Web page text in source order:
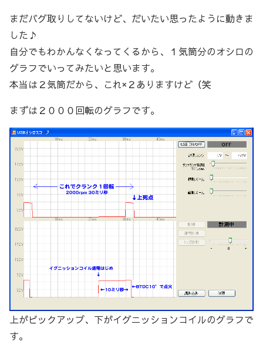
まだバグ取りしてないけど、だいたい思ったように動きま
した♪
自分でもわかんなくなってくるから、１気筒分のオシロの
グラフでいってみたいと思います。
本当は２気筒だから、これ×２ありますけど（笑
まずは２０００回転のグラフです。
上がピックアップ、下がイグニッションコイルのグラフで
す。